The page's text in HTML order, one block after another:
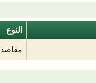
النوع
مقاصد